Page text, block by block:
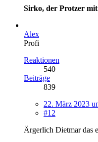
Sirko, der Protzer
Alex
Profi
Reaktionen
540
Beiträge
839
22. März 2023
#12
Ärgerlich Dietmar das